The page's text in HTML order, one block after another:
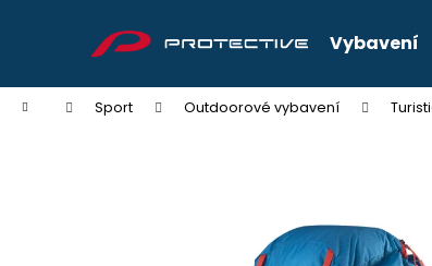
Vybavení
Domů Sport Outdoorové vybavení
í
Zpět
do
obchodu
Zpět
do
obchodu